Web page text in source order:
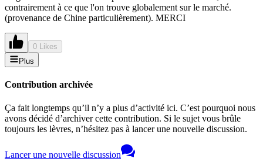
contrairement à ce que l'on trouve globalement sur le marché.
(provenance de Chine particulièrement). MERCI
0 Likes
Plus
Contribution archivée
Ça fait longtemps qu’il n’y a plus d’activité ici. C’est pourquoi nous
avons décidé d’archiver cette contribution. Si le sujet vous brûle
toujours les lèvres, n’hésitez pas à lancer une nouvelle discussion.
Lancer une nouvelle discussion